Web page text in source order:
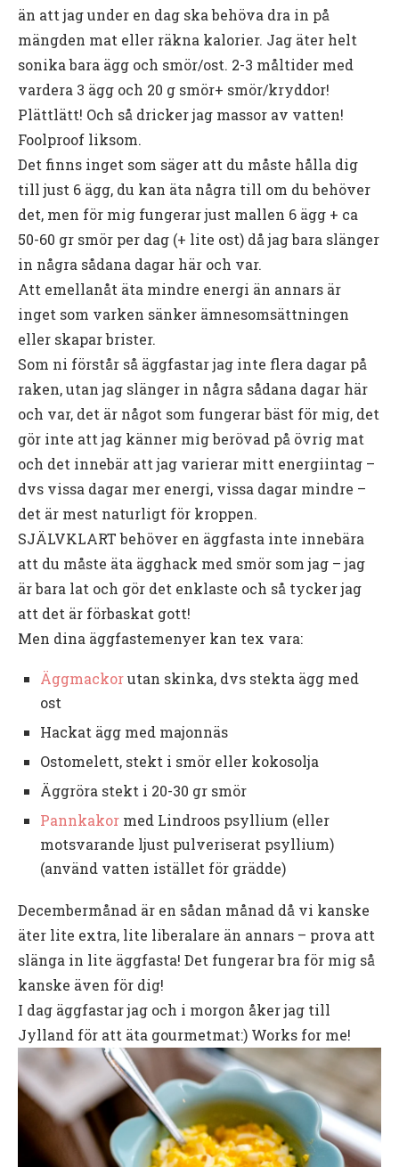
än att jag under en dag ska behöva dra in på
mängden mat eller räkna kalorier. Jag äter helt
sonika bara ägg och smör/ost. 2-3 måltider med
vardera 3 ägg och 20 g smör+ smör/kryddor!
Plättlätt! Och så dricker jag massor av vatten!
Foolproof liksom.
Det finns inget som säger att du måste hålla dig
till just 6 ägg, du kan äta några till om du behöver
det, men för mig fungerar just mallen 6 ägg + ca
50-60 gr smör per dag (+ lite ost) då jag bara slänger
in några sådana dagar här och var.
Att emellanåt äta mindre energi än annars är
inget som varken sänker ämnesomsättningen
eller skapar brister.
Som ni förstår så äggfastar jag inte flera dagar på
raken, utan jag slänger in några sådana dagar här
och var, det är något som fungerar bäst för mig, det
gör inte att jag känner mig berövad på övrig mat
och det innebär att jag varierar mitt energiintag –
dvs vissa dagar mer energi, vissa dagar mindre –
det är mest naturligt för kroppen.
SJÄLVKLART behöver en äggfasta inte innebära
att du måste äta ägghack med smör som jag – jag
är bara lat och gör det enklaste och så tycker jag
att det är förbaskat gott!
Men dina äggfastemenyer kan tex vara:
Äggmackorutan skinka, dvs stekta ägg med
ost
Hackat ägg med majonnäs
Ostomelett, stekt i smör eller kokosolja
Äggröra stekt i 20-30 gr smör
Pannkakor med Lindroos psyllium (eller
motsvarande ljust pulveriserat psyllium)
(använd vatten istället för grädde)
Decembermånad är en sådan månad då vi kanske
äter lite extra, lite liberalare än annars – prova att
slänga in lite äggfasta! Det fungerar bra för mig så
kanske även för dig!
I dag äggfastar jag och i morgon åker jag till
Jylland för att äta gourmetmat:) Works for me!